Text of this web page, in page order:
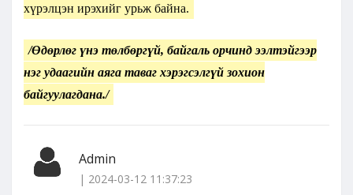
хүрэлцэн ирэхийг урьж байна.
/Өдөрлөг үнэ төлбөргүй, байгаль орчинд ээлтэйгээр
нэг удаагийн аяга таваг хэрэгсэлгүй зохион
байгуулагдана./
Admin
| 2024-03-12 11:37:23